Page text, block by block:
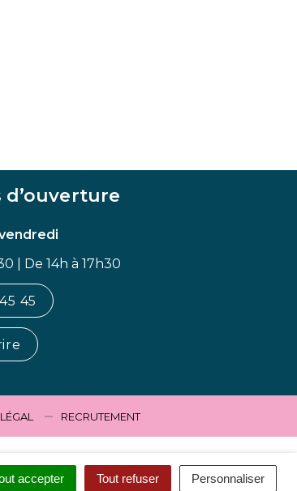
accepter Tout refuser Personnaliser
d’ouverture
| De 14h à 17h30
45
RECRUTEMENT